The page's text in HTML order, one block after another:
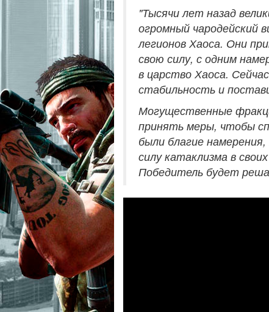
"Тысячи лет назад
огромный чародейский
легионов Хаоса. Они
свою силу, с одним
в царство Хаоса.
стабильность и
Могущественные
принять меры, чтобы
были благие
силу катаклизма в
Победитель будет